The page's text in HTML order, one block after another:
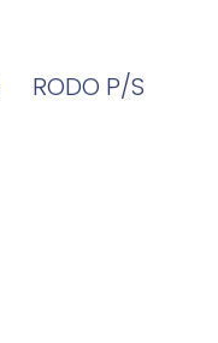
RODO P/S